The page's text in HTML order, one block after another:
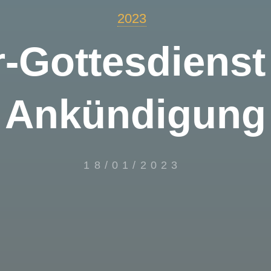
2023
Gottesdienst
Ankündigung
18/01/2023